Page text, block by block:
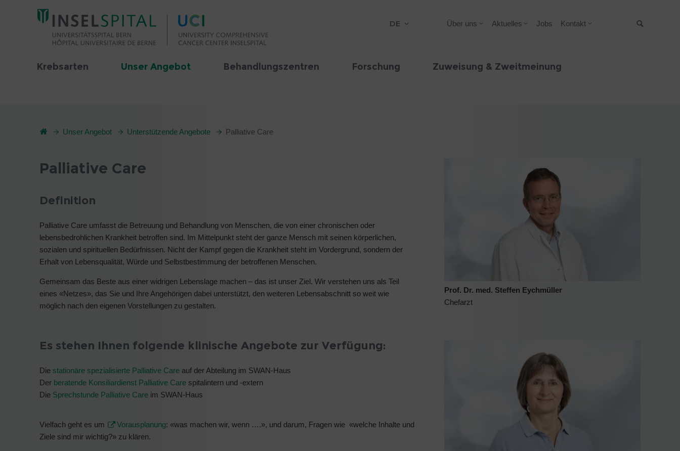
DE Über uns Aktuelles Jobs Kontakt
Krebsarten Unser Angebot Behandlungszentren Forschung Zuweisung & Zweitmeinung
Unser Angebot Unterstützende Angebote Palliative Care
Palliative Care
Definition
Palliative Care umfasst die Betreuung und Behandlung von Menschen, die von einer chronischen oder
lebensbedrohlichen Krankheit betroffen sind. Im Mittelpunkt steht der ganze Mensch mit seinen körperlichen,
sozialen und spirituellen Bedürfnissen. Nicht der Kampf gegen die Krankheit steht im Vordergrund, sondern der
Erhalt von Lebensqualität, Würde und Selbstbestimmung der betroffenen Menschen.
Gemeinsam das Beste aus einer widrigen Lebenslage machen – das ist unser Ziel. Wir verstehen uns als Teil
eines «Netzes», das Sie und Ihre Angehörigen dabei unterstützt, den weiteren Lebensabschnitt so weit wie
möglich nach den eigenen Vorstellungen zu gestalten.
Es stehen Ihnen folgende klinische Angebote zur Verfügung:
Die stationäre spezialisierte Palliative Care auf der Abteilung im SWAN-Haus
Der beratende Konsiliardienst Palliative Care spitalintern und -extern
Die Sprechstunde Palliative Care im SWAN-Haus
Vielfach geht es um Vorausplanung: «was machen wir, wenn ….», und darum, Fragen wie «welche Inhalte und
Ziele sind mir wichtig?» zu klären.
Prof. Dr. med. Steffen Eychmüller
Chefarzt